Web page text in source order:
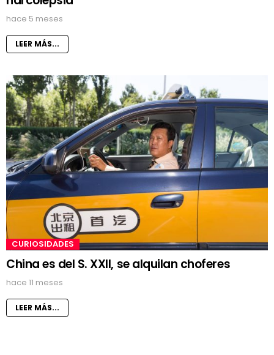
hace 5 meses
LEER MÁS...
CURIOSIDADES
China es del S. XXII, se alquilan choferes
hace 11 meses
LEER MÁS...